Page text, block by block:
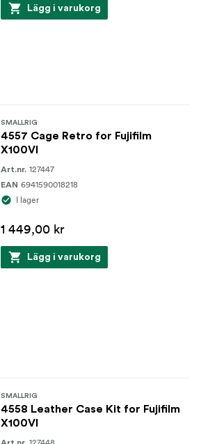
Lägg i varukorg
SMALLRIG
4557 Cage Retro for Fujifilm
X100VI
Art.nr. 127447
EAN 6941590018218
I lager
1 449,00 kr
Lägg i varukorg
SMALLRIG
4558 Leather Case Kit for Fujifilm
X100VI
Art.nr.